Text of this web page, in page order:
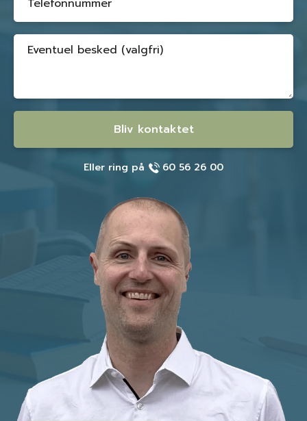
Bliv kontaktet
Eller ring på 60 56 26 00